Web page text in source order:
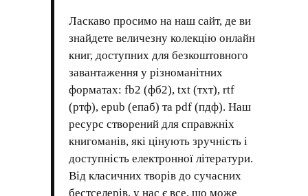
Ласкаво просимо на наш сайт, де ви
знайдете величезну колекцію онлайн
книг, доступних для безкоштовного
завантаження у різноманітних
форматах: fb2 (фб2), txt (тхт), rtf
(ртф), epub (епаб) та pdf (пдф). Наш
ресурс створений для справжніх
книгоманів, які цінують зручність і
доступність електронної літератури.
Від класичних творів до сучасних
бестселерів, у нас є все, що може